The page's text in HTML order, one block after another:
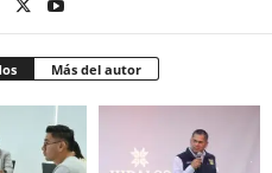
Más del autor